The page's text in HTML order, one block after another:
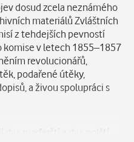
dosud zcela neznámého
materiálů Zvláštních
z tehdejších pevností
komise v letech 1855–1857
revolucionářů,
podařené útěky,
a živou spolupráci s